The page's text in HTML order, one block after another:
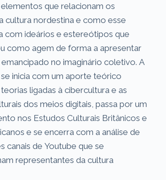
que relacionam os
cultura nordestina e como esse
com ideários e estereótipos que
como agem de forma a apresentar
no imaginário coletivo. A
inicia com um aporte teórico
ligadas à cibercultura e as
dos meios digitais, passa por um
nos Estudos Culturais Britânicos e
e se encerra com a análise de
canais de Youtube que se
representantes da cultura